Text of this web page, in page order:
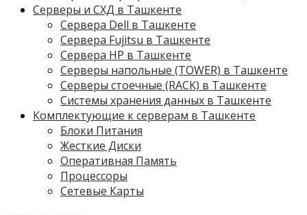
Серверы и СХД в Ташкенте
Сервера Dell в Ташкенте
Сервера Fujitsu в Ташкенте
Сервера HP в Ташкенте
Серверы напольные (TOWER) в Ташкенте
Серверы стоечные (RACK) в Ташкенте
Системы хранения данных в Ташкенте
Комплектующие к серверам в Ташкенте
Блоки Питания
Жесткие Диски
Оперативная Память
Процессоры
Сетевые Карты